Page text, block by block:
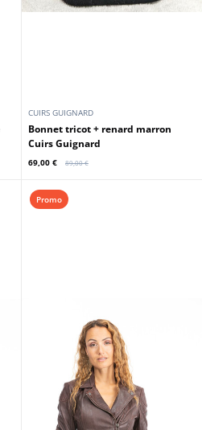
CUIRS GUIGNARD
Bonnet tricot + renard marron
Cuirs Guignard
69,00 € 89,00 €
Promo